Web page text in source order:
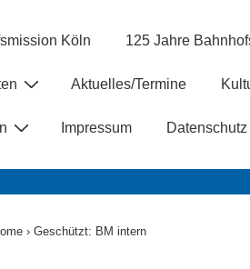
Köln 125 Jahre
Aktuelles/Termine
Impressum Datenschutz
› Geschützt: BM intern